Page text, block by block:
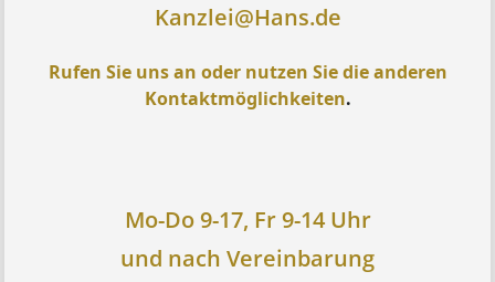
Kanzlei@Hans.de
Rufen Sie uns an oder nutzen Sie die anderen
Kontaktmöglichkeiten.
Mo-Do 9-17, Fr 9-14 Uhr
und nach Vereinbarung